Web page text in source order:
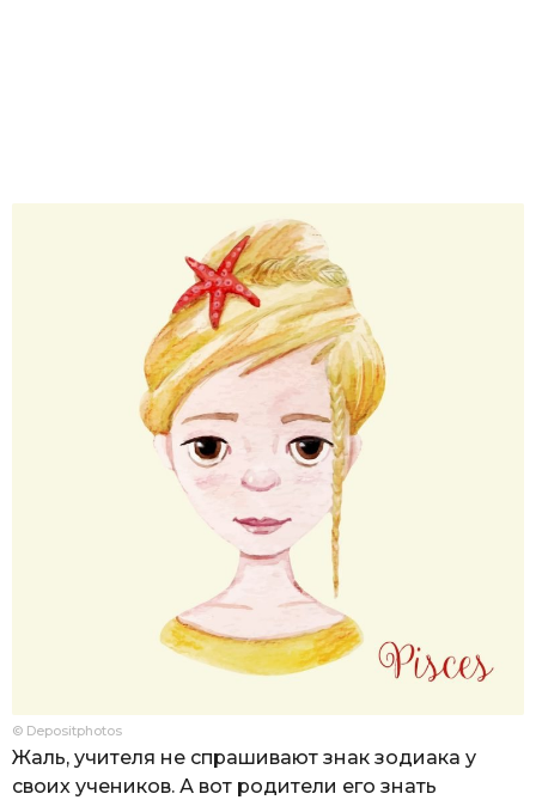
© Depositphotos
Жаль, учителя не спрашивают знак зодиака у
своих учеников. А вот родители его знать